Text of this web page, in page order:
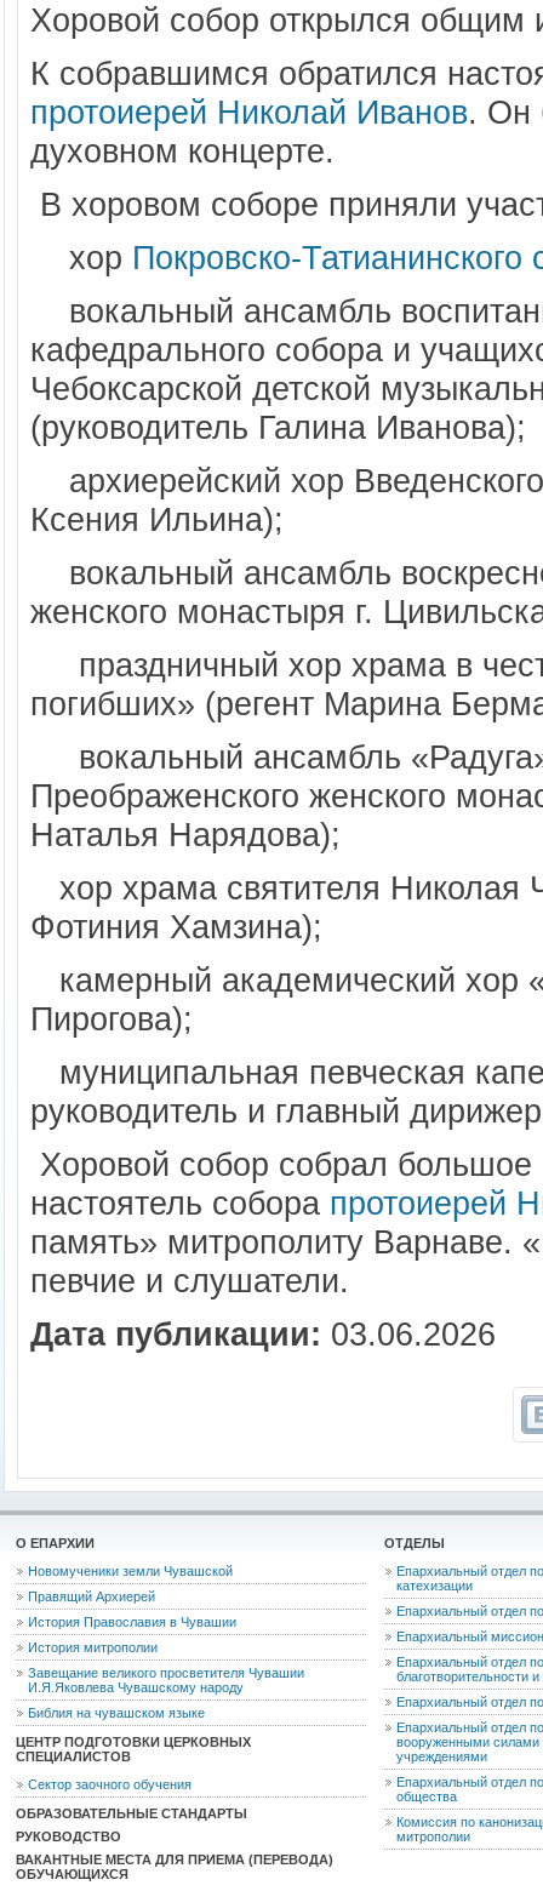
Хоровой собор открылся
К собравшимся обратился
протоиерей Николай Иванов. Он
духовном концерте.
В хоровом соборе приняли
хор Покровско-Татианинского
вокальный ансамбль
кафедрального собора и
Чебоксарской детской
(руководитель Галина Иванова);
архиерейский хор
Ксения Ильина);
вокальный ансамбль
женского монастыря г.
праздничный хор храма в
погибших» (регент Марина
вокальный ансамбль
Преображенского женского
Наталья Нарядова);
хор храма святителя Николая
Фотиния Хамзина);
камерный академический хор
Пирогова);
муниципальная певческая
руководитель и главный
Хоровой собор собрал
настоятель собора протоиерей
память» митрополиту Варнаве.
певчие и слушатели.
Дата публикации: 03.06.2026
О ЕПАРХИИ
Новомученики земли Чувашской
Правящий Архиерей
История Православия в Чувашии
История митрополии
Завещание великого просветителя Чувашии
И.Я.Яковлева Чувашскому народу
Библия на чувашском языке
ЦЕНТР ПОДГОТОВКИ ЦЕРКОВНЫХ
СПЕЦИАЛИСТОВ
Сектор заочного обучения
ОБРАЗОВАТЕЛЬНЫЕ СТАНДАРТЫ
РУКОВОДСТВО
ВАКАНТНЫЕ МЕСТА ДЛЯ ПРИЕМА (ПЕРЕВОДА)
ОБУЧАЮЩИХСЯ
ОТДЕЛЫ
Епархиальный отдел
катехизации
Епархиальный отдел
Епархиальный
Епархиальный отдел
благотворительности
Епархиальный отдел
Епархиальный отдел
вооруженными силами
учреждениями
Епархиальный отдел
общества
Комиссия по
митрополии